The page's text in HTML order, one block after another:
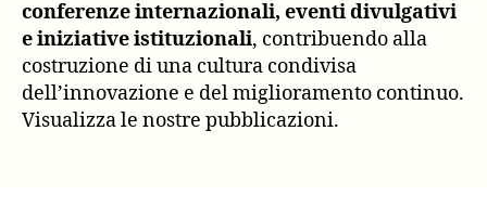
conferenze internazionali, eventi divulgativi
e iniziative istituzionali, contribuendo alla
costruzione di una cultura condivisa
dell’innovazione e del miglioramento continuo.
Visualizza le nostre pubblicazioni.